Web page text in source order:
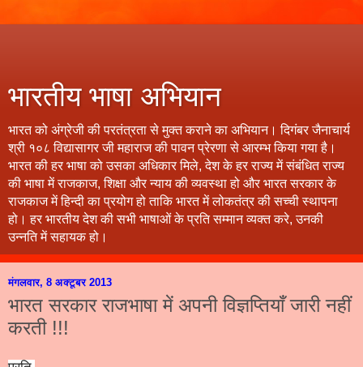
भारतीय भाषा अभियान
भारत को अंग्रेजी की परतंत्रता से मुक्त कराने का अभियान। दिगंबर जैनाचार्य
श्री १०८ विद्यासागर जी महाराज की पावन प्रेरणा से आरम्भ किया गया है।
भारत की हर भाषा को उसका अधिकार मिले, देश के हर राज्य में संबंधित राज्य
की भाषा में राजकाज, शिक्षा और न्याय की व्यवस्था हो और भारत सरकार के
राजकाज में हिन्दी का प्रयोग हो ताकि भारत में लोकतंत्र की सच्ची स्थापना
हो। हर भारतीय देश की सभी भाषाओं के प्रति सम्मान व्यक्त करे, उनकी
उन्नति में सहायक हो।
मंगलवार, 8 अक्टूबर 2013
भारत सरकार राजभाषा में अपनी विज्ञप्तियाँ जारी नहीं
करती !!!